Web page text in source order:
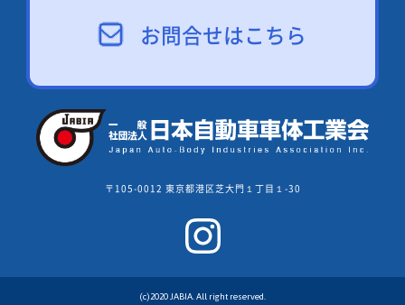
お問合せはこちら
〒105-0012 東京都港区芝大門１丁目１-30
(c)2020 JABIA. All right reserved.